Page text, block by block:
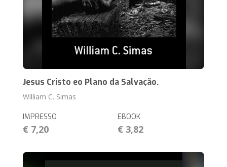
Jesus Cristo eo Plano da Salvação.
William C. Simas
IMPRESSO
€ 7,20
EBOOK
€ 3,82